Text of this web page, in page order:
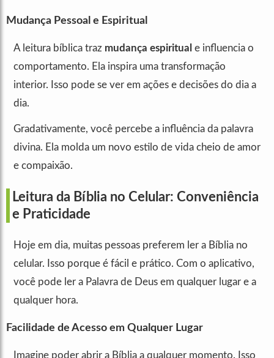
Mudança Pessoal e Espiritual
A leitura bíblica traz mudança espiritual e influencia o
comportamento. Ela inspira uma transformação
interior. Isso pode se ver em ações e decisões do dia a
dia.
Gradativamente, você percebe a influência da palavra
divina. Ela molda um novo estilo de vida cheio de amor
e compaixão.
Leitura da Bíblia no Celular: Conveniência
e Praticidade
Hoje em dia, muitas pessoas preferem ler a Bíblia no
celular. Isso porque é fácil e prático. Com o aplicativo,
você pode ler a Palavra de Deus em qualquer lugar e a
qualquer hora.
Facilidade de Acesso em Qualquer Lugar
Imagine poder abrir a Bíblia a qualquer momento. Isso